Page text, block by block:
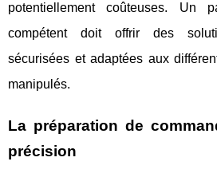
potentiellement coûteuses. Un
compétent doit offrir des
sécurisées et adaptées aux
manipulés.
La préparation de
précision